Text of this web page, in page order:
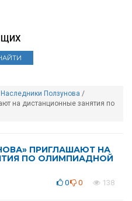
Ползунова /
на дистанционные занятия по
ПРИГЛАШАЮТ НА
ПО ОЛИМПИАДНОЙ
0 0 138